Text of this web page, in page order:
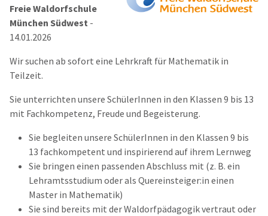
Termine
Freie Waldorfschule
München Südwest -
14.01.2026
Wir suchen ab sofort eine Lehrkraft für Mathematik in
Teilzeit.
Sie unterrichten unsere SchülerInnen in den Klassen 9 bis 13
mit Fachkompetenz, Freude und Begeisterung.
Sie begleiten unsere SchülerInnen in den Klassen 9 bis
13 fachkompetent und inspirierend auf ihrem Lernweg
Sie bringen einen passenden Abschluss mit (z. B. ein
Lehramtsstudium oder als Quereinsteiger:in einen
Master in Mathematik)
Sie sind bereits mit der Waldorfpädagogik vertraut oder